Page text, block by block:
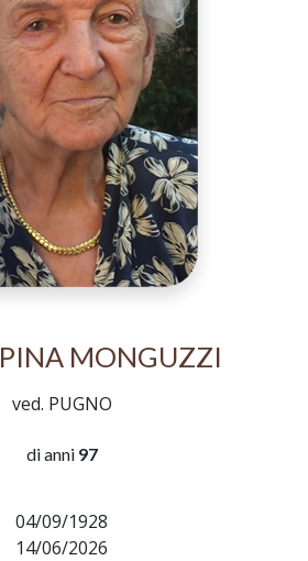
MONGUZZI
ved. PUGNO
di anni 97
04/09/1928
14/06/2026